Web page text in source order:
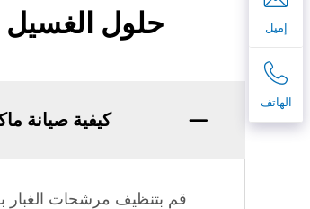
حلول الغسيل
كيفية صيانة
قم بتنظيف مرشحات الغبار
إميل
الهاتف